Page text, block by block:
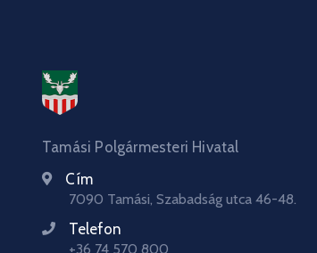
Tamási Polgármesteri Hivatal
Cím
7090 Tamási, Szabadság utca 46-48.
Telefon
+36 74 570 800